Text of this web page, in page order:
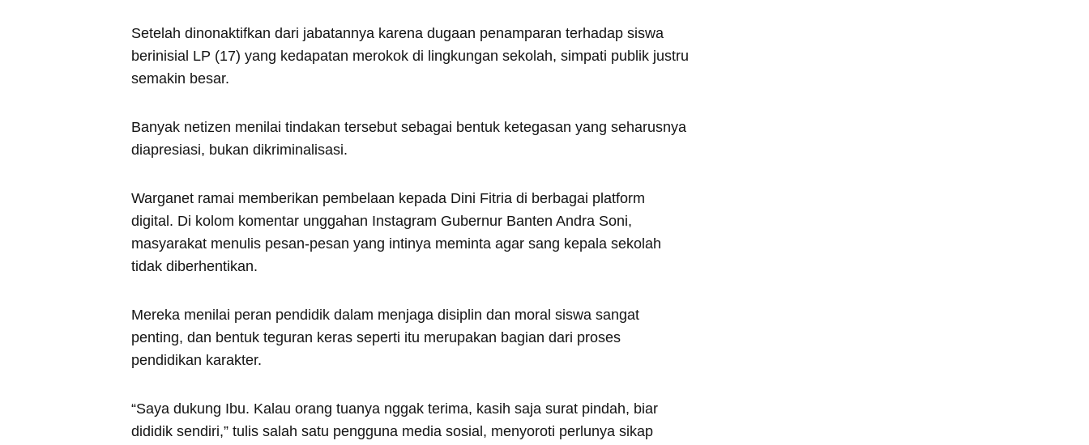
Setelah dinonaktifkan dari jabatannya karena dugaan penamparan terhadap siswa
berinisial LP (17) yang kedapatan merokok di lingkungan sekolah, simpati publik justru
semakin besar.
Banyak netizen menilai tindakan tersebut sebagai bentuk ketegasan yang seharusnya
diapresiasi, bukan dikriminalisasi.
Warganet ramai memberikan pembelaan kepada Dini Fitria di berbagai platform
digital. Di kolom komentar unggahan Instagram Gubernur Banten Andra Soni,
masyarakat menulis pesan-pesan yang intinya meminta agar sang kepala sekolah
tidak diberhentikan.
Mereka menilai peran pendidik dalam menjaga disiplin dan moral siswa sangat
penting, dan bentuk teguran keras seperti itu merupakan bagian dari proses
pendidikan karakter.
“Saya dukung Ibu. Kalau orang tuanya nggak terima, kasih saja surat pindah, biar
dididik sendiri,” tulis salah satu pengguna media sosial, menyoroti perlunya sikap